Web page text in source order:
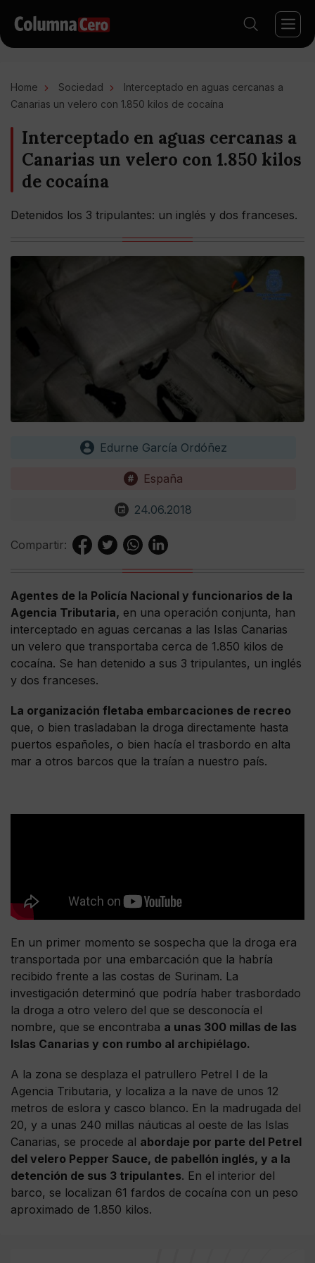
Home Sociedad
Interceptado en aguas cercanas a
Canarias un velero con 1.850 kilos de cocaína
Interceptado en aguas cercanas a
Canarias un velero con 1.850 kilos
de cocaína
Detenidos los 3 tripulantes: un inglés y dos franceses.
Edurne García Ordóñez
España
24.06.2018
Compartir:
Agentes de la Policía Nacional y funcionarios de la
Agencia Tributaria, en una operación conjunta, han
interceptado en aguas cercanas a las Islas Canarias
un velero que transportaba cerca de 1.850 kilos de
cocaína. Se han detenido a sus 3 tripulantes, un inglés
y dos franceses.
La organización fletaba embarcaciones de recreo
que, o bien trasladaban la droga directamente hasta
puertos españoles, o bien hacía el trasbordo en alta
mar a otros barcos que la traían a nuestro país.
En un primer momento se sospecha que la droga era
transportada por una embarcación que la habría
recibido frente a las costas de Surinam. La
investigación determinó que podría haber trasbordado
la droga a otro velero del que se desconocía el
nombre, que se encontraba a unas 300 millas de las
Islas Canarias y con rumbo al archipiélago.
A la zona se desplaza el patrullero Petrel I de la
Agencia Tributaria, y localiza a la nave de unos 12
metros de eslora y casco blanco. En la madrugada del
20, y a unas 240 millas náuticas al oeste de las Islas
Canarias, se procede al abordaje por parte del Petrel
del velero Pepper Sauce, de pabellón inglés, y a la
detención de sus 3 tripulantes. En el interior del
barco, se localizan 61 fardos de cocaína con un peso
aproximado de 1.850 kilos.